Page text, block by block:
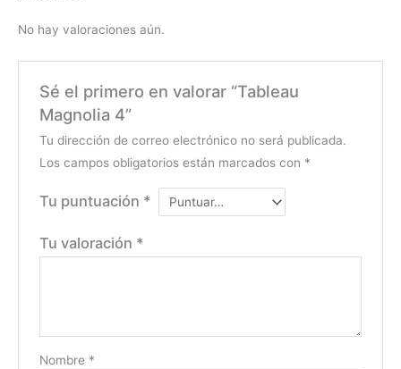
No hay valoraciones aún.
Sé el primero en valorar “Tableau
Magnolia 4”
Tu dirección de correo electrónico no será publicada.
Los campos obligatorios están marcados con *
Tu puntuación *
Tu valoración *
Nombre *